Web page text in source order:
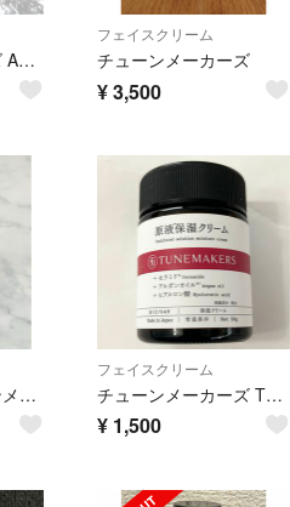
チューンメーカーズ AHA フルーツ酸
フェイスクリーム
チューンメーカーズ
¥3,500
【お買得】チューンメーカーズ 原液ピーリング液 拭き取り スキンケア 約8-9割
フェイスクリーム
チューンメーカーズ TUNEMAKERS 原液保湿クリーム 50gサイズ
¥ 1,500